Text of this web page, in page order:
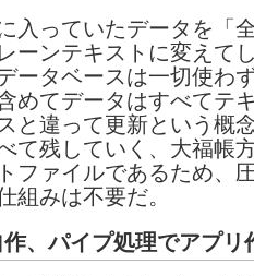
入っていたデータを「
ーンテキストに変えて
ータベースは一切使わ
めてデータはすべてテ
と違って更新という概
て残していく、大福帳
ファイルであるため、
組みは不要だ。
、パイプ処理でアプリ